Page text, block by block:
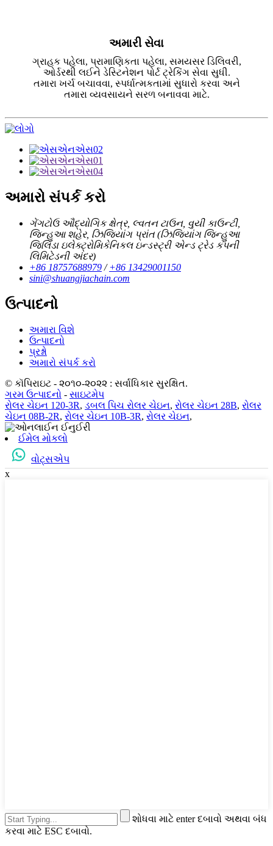
અમારી સેવા
ગ્રાહક પહેલા, પ્રામાણિકતા પહેલા, સમયસર ડિલિવરી,
ઓર્ડરથી લઈને ડેસ્ટિનેશન પોર્ટ ટ્રેકિંગ સેવા સુધી.
તમારા ખર્ચ બચાવવા, સ્પર્ધાત્મકતામાં સુધારો કરવા અને
તમારા વ્યવસાયને સરળ બનાવવા માટે.
અમારો સંપર્ક કરો
ગેંગટોઉ ઔદ્યોગિક ક્ષેત્ર, લ્વતન ટાઉન, વુયી કાઉન્ટી,
જિન્હુઆ શહેર, ઝિજિયાંગ પ્રાંત (ઝિજિયાંગ જિન્હુઆ
જિલિડા ઇલેક્ટ્રોમિકેનિકલ ઇન્ડસ્ટ્રી એન્ડ ટ્રેડ કંપની
લિમિટેડની અંદર)
+86 18757688979 /+86 13429001150
sini@shuangjiachain.com
ઉત્પાદનો
અમારા વિશે
ઉત્પાદનો
પ્રશ્નો
અમારો સંપર્ક કરો
© કૉપિરાઇટ - ૨૦૧૦-૨૦૨૨ : સર્વાધિકાર સુરક્ષિત.
ગરમ ઉત્પાદનો - સાઇટમેપ
રોલર ચેઇન 120-3R, ડબલ પિચ રોલર ચેઇન, રોલર ચેઇન 28B, રોલર
ચેઇન 08B-2R, રોલર ચેઇન 10B-3R, રોલર ચેઇન,
ઈમેલ મોકલો
વોટ્સએપ
x
શોધવા માટે enter દબાવો અથવા બંધ
કરવા માટે ESC દબાવો.